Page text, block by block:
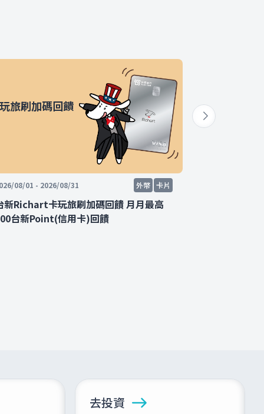
玩旅刷加碼回饋
08/01 - 2026/08/31 外幣 卡片
新Richart卡玩旅刷加碼回饋 月月最高
台新Point(信用卡)回饋
去投資